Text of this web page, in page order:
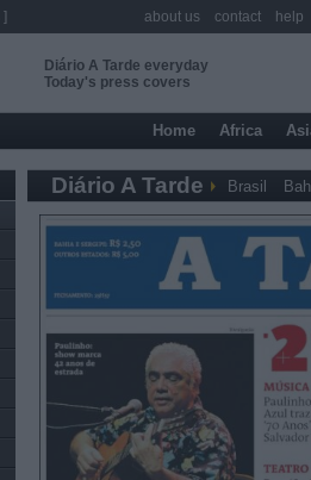
Diário A Tarde everyday
Today's press covers
Home Africa
Diário A Tarde Brasil
about us contact help